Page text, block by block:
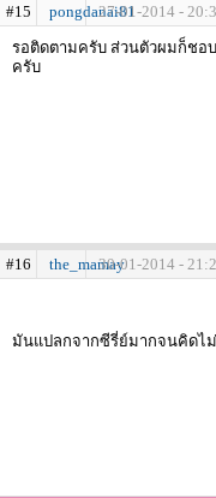
#15 pongdanai8127-01-2014 -
รอติดตามครับ ส่วนตัวผมก็ชอ
ครับ
#16 the_mamay30-01-2014 -
มันแปลกจากซีรี่ย์มากจนคิดไม่